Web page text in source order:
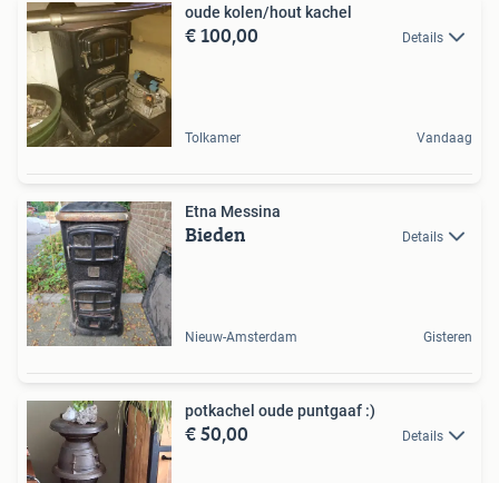
oude kolen/hout kachel
€ 100,00 Details
Tolkamer Vandaag
Etna Messina
Bieden Details
Nieuw-Amsterdam Gisteren
potkachel oude puntgaaf :)
€ 50,00 Details